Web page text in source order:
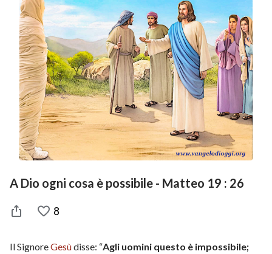
A Dio ogni cosa è possibile - Matteo 19 : 26
8
Il SignoreGesùdisse: “Agli uomini questo è impossibile;